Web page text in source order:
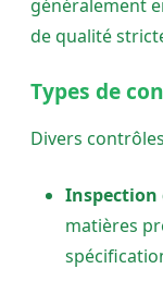
généralement
de qualité
Types de
Divers
Inspection
matières